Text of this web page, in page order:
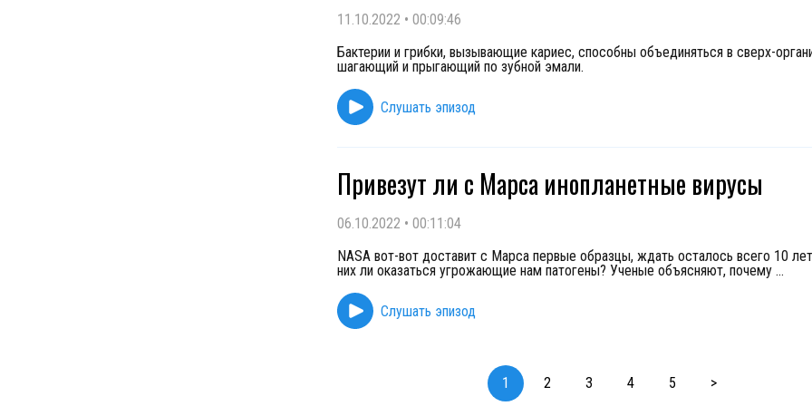
11.10.2022 • 00:09:46
Бактерии и грибки, вызывающие кариес, способны объединяться в сверх-
шагающий и прыгающий по зубной эмали.
Слушать эпизод
Привезут ли с Марса инопланетные вирусы
06.10.2022 • 00:11:04
NASA вот-вот доставит с Марса первые образцы, ждать осталось всего 10
них ли оказаться угрожающие нам патогены? Ученые объясняют, почему ...
Слушать эпизод
1 2 3 4 5 >